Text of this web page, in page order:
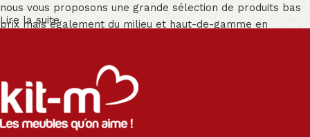
nous vous proposons une grande sélection de produits bas
prix mais également du milieu et haut-de-gamme en
Salon angle - Salon convertible - Salon relax - Canapé -
Canapé lit - Cuisine sur-mesure - Fauteuil - Armoire - Table
et chaise - Meuble de salle de bain - Literie - Lit - Bureau -
Électroménager - Télévision led - Réfrigérateur -
Lire la suite